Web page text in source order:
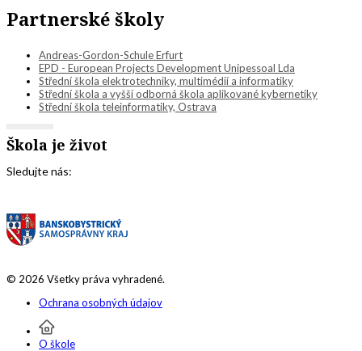
Partnerské školy
Andreas-Gordon-Schule Erfurt
EPD - European Projects Development Unipessoal Lda
Střední škola elektrotechniky, multimédií a informatiky
Střední škola a vyšší odborná škola aplikované kybernetiky
Střední škola teleinformatiky, Ostrava
Škola je život
Sledujte nás:
© 2026 Všetky práva vyhradené.
Ochrana osobných údajov
O škole